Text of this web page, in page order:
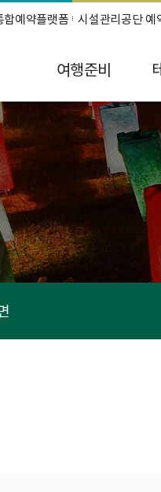
합예약플랫폼 시설관리공단 예
여행준비